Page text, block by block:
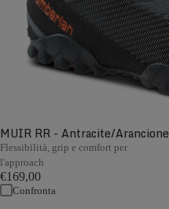
MUIR RR - Antracite/Arancione
Flessibilità, grip e comfort per
l'approach
€169,00
Confronta